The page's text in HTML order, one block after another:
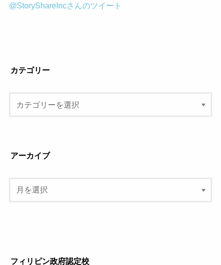
@StoryShareIncさんのツイート
カテゴリー
アーカイブ
フィリピン政府認定校